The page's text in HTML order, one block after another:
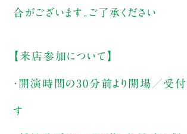
合がございます。ご了承ください
【来店参加について】
・開演時間の30分前より開場／受付
す